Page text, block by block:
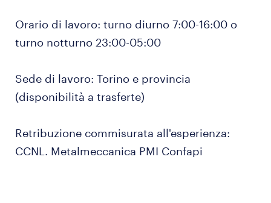
Orario di lavoro: turno diurno 7:00-16:00 o
turno notturno 23:00-05:00
Sede di lavoro: Torino e provincia
(disponibilità a trasferte)
Retribuzione commisurata all'esperienza:
CCNL. Metalmeccanica PMI Confapi